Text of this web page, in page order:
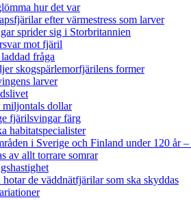
hur det var
efter värmestress som larver
sprider sig i Storbritannien
mot fjäril
fråga
skogspärlemorfjärilens former
larver
miljontals dollar
fjärilsvingar färg
habitatspecialister
i Sverige och Finland under 120 år–
av allt torrare somrar
de väddnätfjärilar som ska skyddas